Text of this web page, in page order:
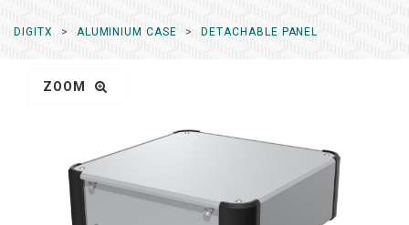
DIGITX ALUMINIUM CASE DETACHABLE PANEL
ZOOM